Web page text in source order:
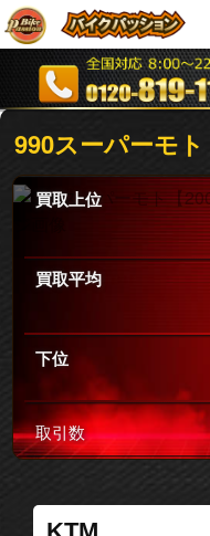
990スーパーモト
買取上位
買取平均
下位
取引数